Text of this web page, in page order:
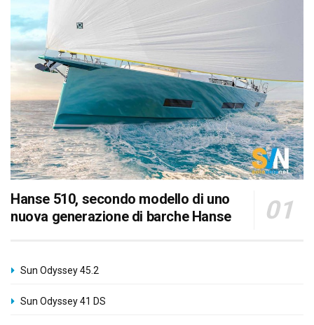
Hanse 510, secondo modello di uno
nuova generazione di barche Hanse
Sun Odyssey 45.2
Sun Odyssey 41 DS